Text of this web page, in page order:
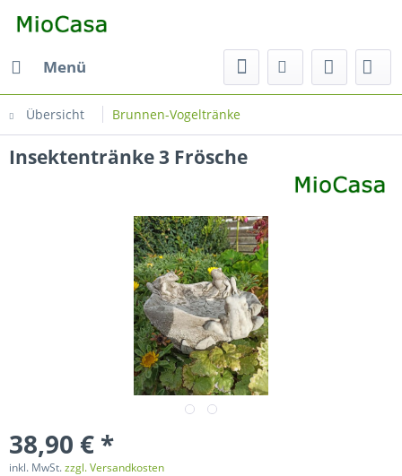
Menü
Übersicht Brunnen-Vogeltränke
Insektentränke 3 Frösche
38,90 € *
inkl. MwSt.zzgl. Versandkosten